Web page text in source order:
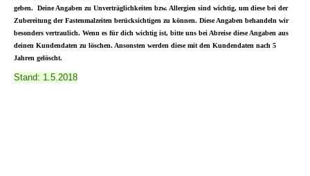
geben. Deine Angaben zu Unverträglichkeiten bzw. Allergien sind wichtig, um diese bei der
Zubereitung der Fastenmalzeiten berücksichtigen zu können. Diese Angaben behandeln wir
besonders vertraulich. Wenn es für dich wichtig ist, bitte uns bei Abreise diese Angaben aus
deinen Kundendaten zu löschen. Ansonsten werden diese mit den Kundendaten nach 5
Jahren gelöscht.
Stand: 1.5.2018